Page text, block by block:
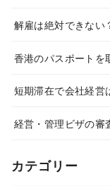
解雇は絶対できない
香港のパスポートを
短期滞在で会社経営
経営・管理ビザの審
カテゴリー